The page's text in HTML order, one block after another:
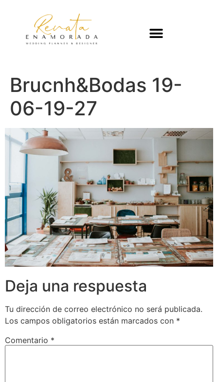
Brucnh&Bodas 19-
06-19-27
Deja una respuesta
Tu dirección de correo electrónico no será publicada.
Los campos obligatorios están marcados con *
Comentario *